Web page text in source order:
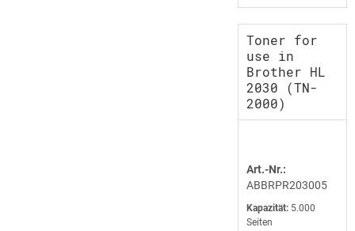
Toner for
use in
Brother HL
2030 (TN-
2000)
Art.-Nr.:
ABBRPR203005
Kapazität: 5.000
Seiten